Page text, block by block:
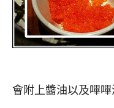
會附上醬油以及嗶嗶